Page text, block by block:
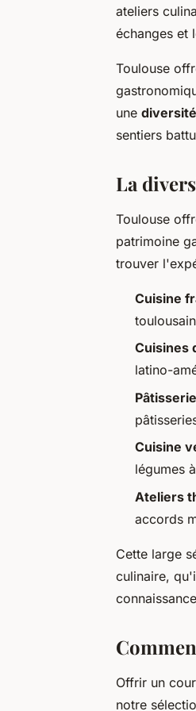
ateliers
échanges et
Toulouse
une
sentiers
La
Toulouse
patrimoine
trouver
Cuisine
Cuisines
latino-
Cuisine
légumes
Ateliers
accords
Cette large
culinaire,
Offrir un
notre